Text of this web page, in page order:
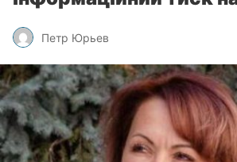
Петр Юрьев